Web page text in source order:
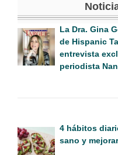
La Dra. Gina
de Hispanic
entrevista
periodista
4 hábitos
sano y